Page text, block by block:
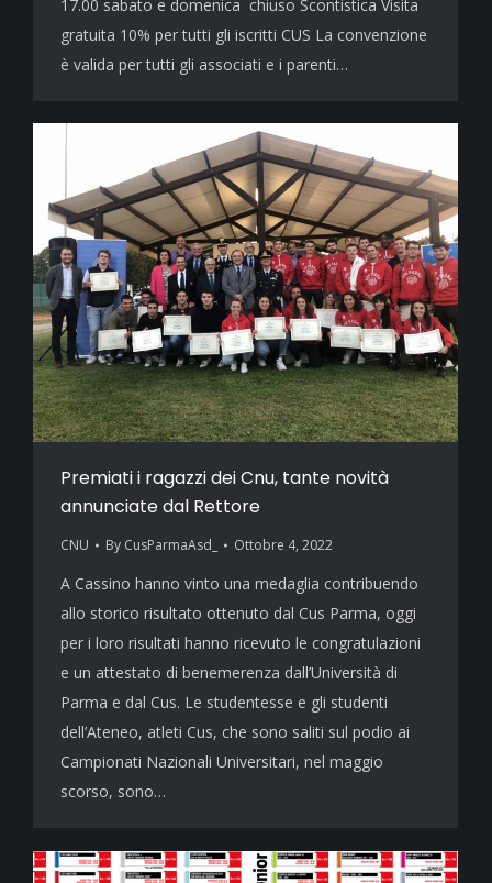
17.00 sabato e domenica chiuso Scontistica Visita
gratuita 10% per tutti gli iscritti CUS La convenzione
è valida per tutti gli associati e i parenti…
Premiati i ragazzi dei Cnu, tante novità
annunciate dal Rettore
CNU By CusParmaAsd_ Ottobre 4, 2022
A Cassino hanno vinto una medaglia contribuendo
allo storico risultato ottenuto dal Cus Parma, oggi
per i loro risultati hanno ricevuto le congratulazioni
e un attestato di benemerenza dall’Università di
Parma e dal Cus. Le studentesse e gli studenti
dell’Ateneo, atleti Cus, che sono saliti sul podio ai
Campionati Nazionali Universitari, nel maggio
scorso, sono…